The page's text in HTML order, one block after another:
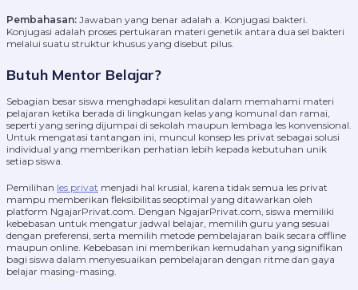
Pembahasan: Jawaban yang benar adalah a. Konjugasi bakteri.
Konjugasi adalah proses pertukaran materi genetik antara dua sel bakteri
melalui suatu struktur khusus yang disebut pilus.
Butuh Mentor Belajar?
Sebagian besar siswa menghadapi kesulitan dalam memahami materi
pelajaran ketika berada di lingkungan kelas yang komunal dan ramai,
seperti yang sering dijumpai di sekolah maupun lembaga les konvensional.
Untuk mengatasi tantangan ini, muncul konsep les privat sebagai solusi
individual yang memberikan perhatian lebih kepada kebutuhan unik
setiap siswa.
Pemilihan les privat menjadi hal krusial, karena tidak semua les privat
mampu memberikan fleksibilitas seoptimal yang ditawarkan oleh
platform NgajarPrivat.com. Dengan NgajarPrivat.com, siswa memiliki
kebebasan untuk mengatur jadwal belajar, memilih guru yang sesuai
dengan preferensi, serta memilih metode pembelajaran baik secara offline
maupun online. Kebebasan ini memberikan kemudahan yang signifikan
bagi siswa dalam menyesuaikan pembelajaran dengan ritme dan gaya
belajar masing-masing.